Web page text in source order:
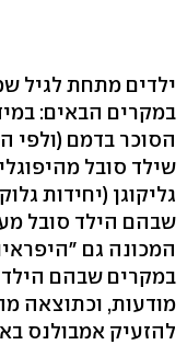
ילדים מתחת לגיל
במקרים הבאים:
הסוכר בדמם
שילד סובל
גליקוגן (יחידות
שבהם הילד סובל
המכונה גם
במקרים שבהם הילד
מודעות, וכתוצאה
להזעיק אמבולנס